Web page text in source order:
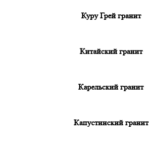
Куру Грей гранит
Китайский гранит
Карельский гранит
Капустинский гранит